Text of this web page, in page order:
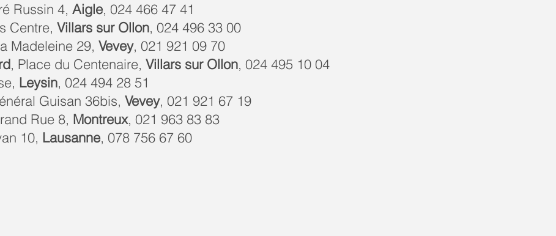
Russin 4, Aigle, 024 466 47 41
Centre, Villars sur Ollon, 024 496 33 00
Madeleine 29, Vevey, 021 921 09 70
, Place du Centenaire, Villars sur Ollon, 024 495 10 04
Leysin, 024 494 28 51
Guisan 36bis, Vevey, 021 921 67 19
Rue 8, Montreux, 021 963 83 83
10, Lausanne, 078 756 67 60